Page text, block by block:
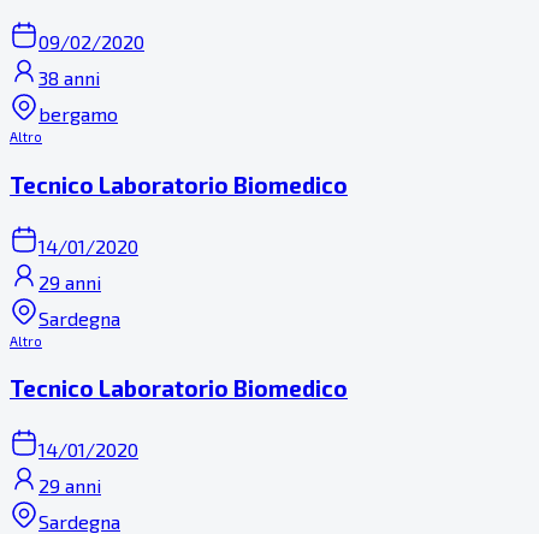
09/02/2020
38 anni
bergamo
Altro
Tecnico Laboratorio Biomedico
14/01/2020
29 anni
Sardegna
Altro
Tecnico Laboratorio Biomedico
14/01/2020
29 anni
Sardegna